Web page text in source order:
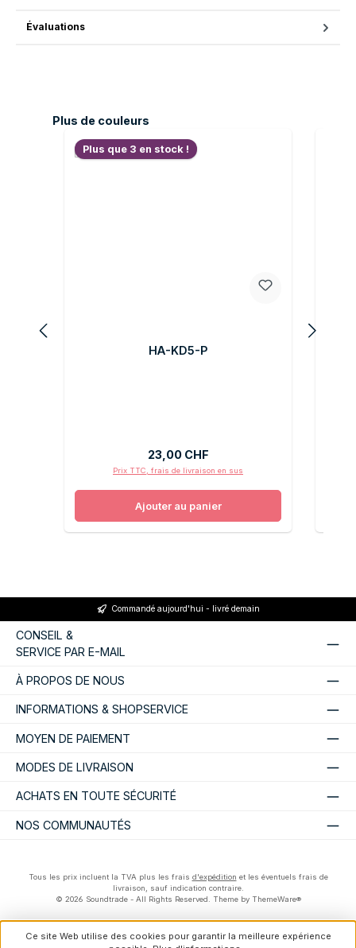
Évaluations
Ignorer la galerie de produits
Plus de couleurs
Plus que 3 en stock !
HA-KD5-P
Prix régulier :
23,00 CHF
Prix TTC, frais de livraison en sus
Ajouter au panier
Commandé aujourd'hui - livré demain
CONSEIL &
SERVICE PAR E-MAIL
À PROPOS DE NOUS
INFORMATIONS & SHOPSERVICE
MOYEN DE PAIEMENT
MODES DE LIVRAISON
ACHATS EN TOUTE SÉCURITÉ
NOS COMMUNAUTÉS
Tous les prix incluent la TVA plus les frais d'expédition et les éventuels frais de
livraison, sauf indication contraire.
© 2026 Soundtrade - All Rights Reserved. Theme by ThemeWare®
Ce site Web utilise des cookies pour garantir la meilleure expérience